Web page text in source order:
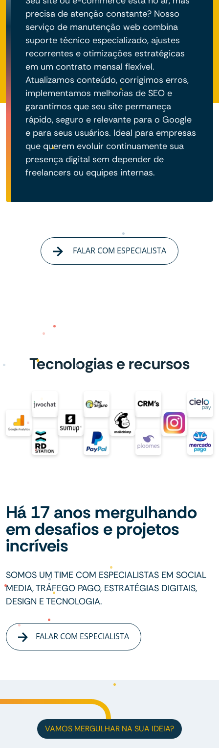
precisa de atenção constante? Nosso
serviço de manutenção web combina
suporte técnico especializado, ajustes
recorrentes e otimizações estratégicas
em um contrato mensal flexível.
Atualizamos conteúdo, corrigimos erros,
implementamos melhorias de SEO e
garantimos que seu site permaneça
rápido, seguro e relevante para o Google
e para seus usuários. Ideal para empresas
que querem evoluir continuamente sua
presença digital sem depender de
freelancers ou equipes internas.
FALAR COM ESPECIALISTA
Tecnologias e recursos
Há 17 anos mergulhando
em desafios e projetos
incríveis
SOMOS UM TIME COM ESPECIALISTAS EM SOCIAL
MEDIA, TRÁFEGO PAGO, ESTRATÉGIAS DIGITAIS,
DESIGN E TECNOLOGIA.
FALAR COM ESPECIALISTA
VAMOS MERGULHAR NA SUA IDEIA?